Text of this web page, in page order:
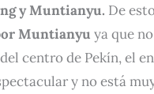
y Muntianyu. De
Muntianyu ya que
centro de Pekín, el
y no está